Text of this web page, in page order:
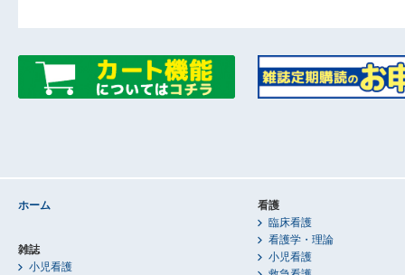
ホーム
雑誌
小児看護
看護
臨床看護
看護学・理論
小児看護